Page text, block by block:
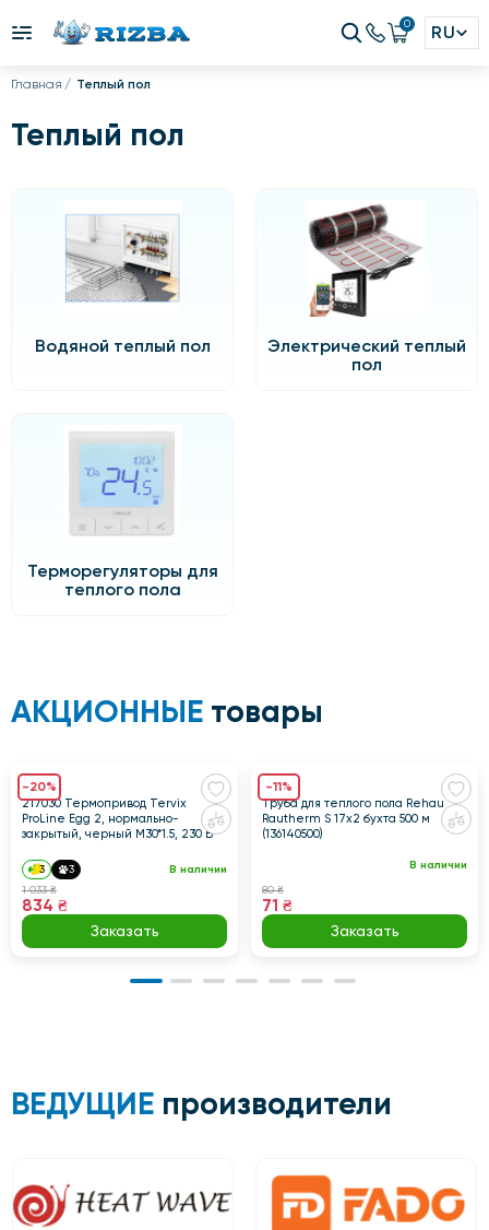
0 RU
Главная Теплый пол
Теплый пол
Водяной теплый пол
Электрический теплый
пол
Терморегуляторы для
теплого пола
АКЦИОННЫЕ товары
-20%
217030 Термопривод Tervix
ProLine Egg 2, нормально-
закрытый, черный M30*1.5, 230 В
3 3 В наличии
1 033 ₴
834 ₴
Заказать
-11%
Труба для теплого пола Rehau
Rautherm S 17x2 бухта 500 м
(136140500)
В наличии
80 ₴
71 ₴
Заказать
ВЕДУЩИЕ производители